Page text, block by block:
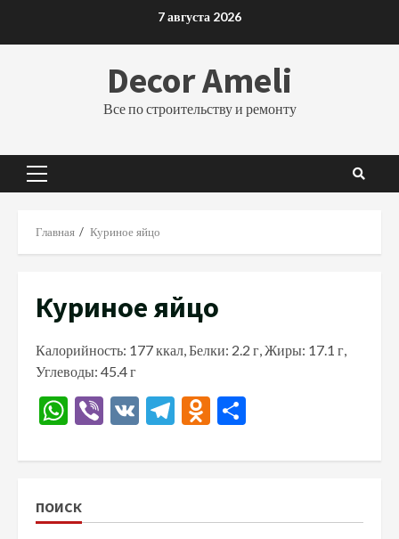
7 августа 2026
Decor Ameli
Все по строительству и ремонту
Основное
Главная Куриное яйцо
Куриное яйцо
Калорийность: 177 ккал, Белки: 2.2 г, Жиры: 17.1 г,
Углеводы: 45.4 г
WhatsApp
Viber
VK Telegram
Odnoklassniki
ПОИСК